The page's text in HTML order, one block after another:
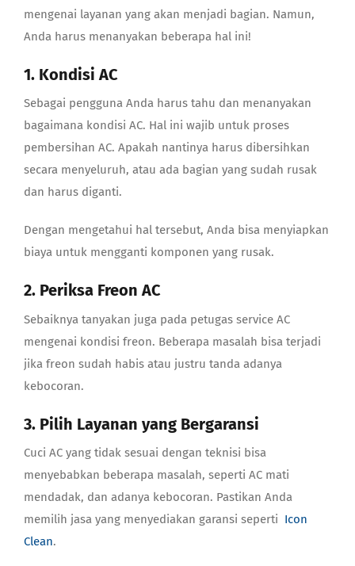
mengenai layanan yang akan menjadi bagian. Namun,
Anda harus menanyakan beberapa hal ini!
1. Kondisi AC
Sebagai pengguna Anda harus tahu dan menanyakan
bagaimana kondisi AC. Hal ini wajib untuk proses
pembersihan AC. Apakah nantinya harus dibersihkan
secara menyeluruh, atau ada bagian yang sudah rusak
dan harus diganti.
Dengan mengetahui hal tersebut, Anda bisa menyiapkan
biaya untuk mengganti komponen yang rusak.
2. Periksa Freon AC
Sebaiknya tanyakan juga pada petugas service AC
mengenai kondisi freon. Beberapa masalah bisa terjadi
jika freon sudah habis atau justru tanda adanya
kebocoran.
3. Pilih Layanan yang Bergaransi
Cuci AC yang tidak sesuai dengan teknisi bisa
menyebabkan beberapa masalah, seperti AC mati
mendadak, dan adanya kebocoran. Pastikan Anda
memilih jasa yang menyediakan garansi seperti Icon
Clean.